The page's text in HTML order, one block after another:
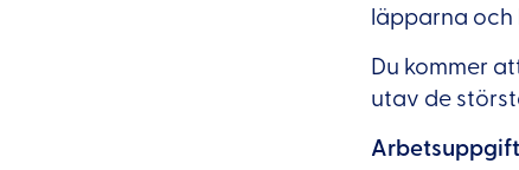
läpparna
Du kommer
utav de